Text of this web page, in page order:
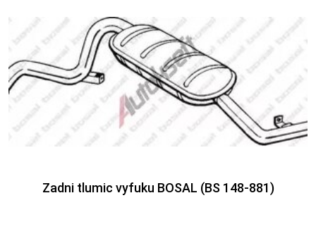
Zadni tlumic vyfuku BOSAL (BS 148-881)